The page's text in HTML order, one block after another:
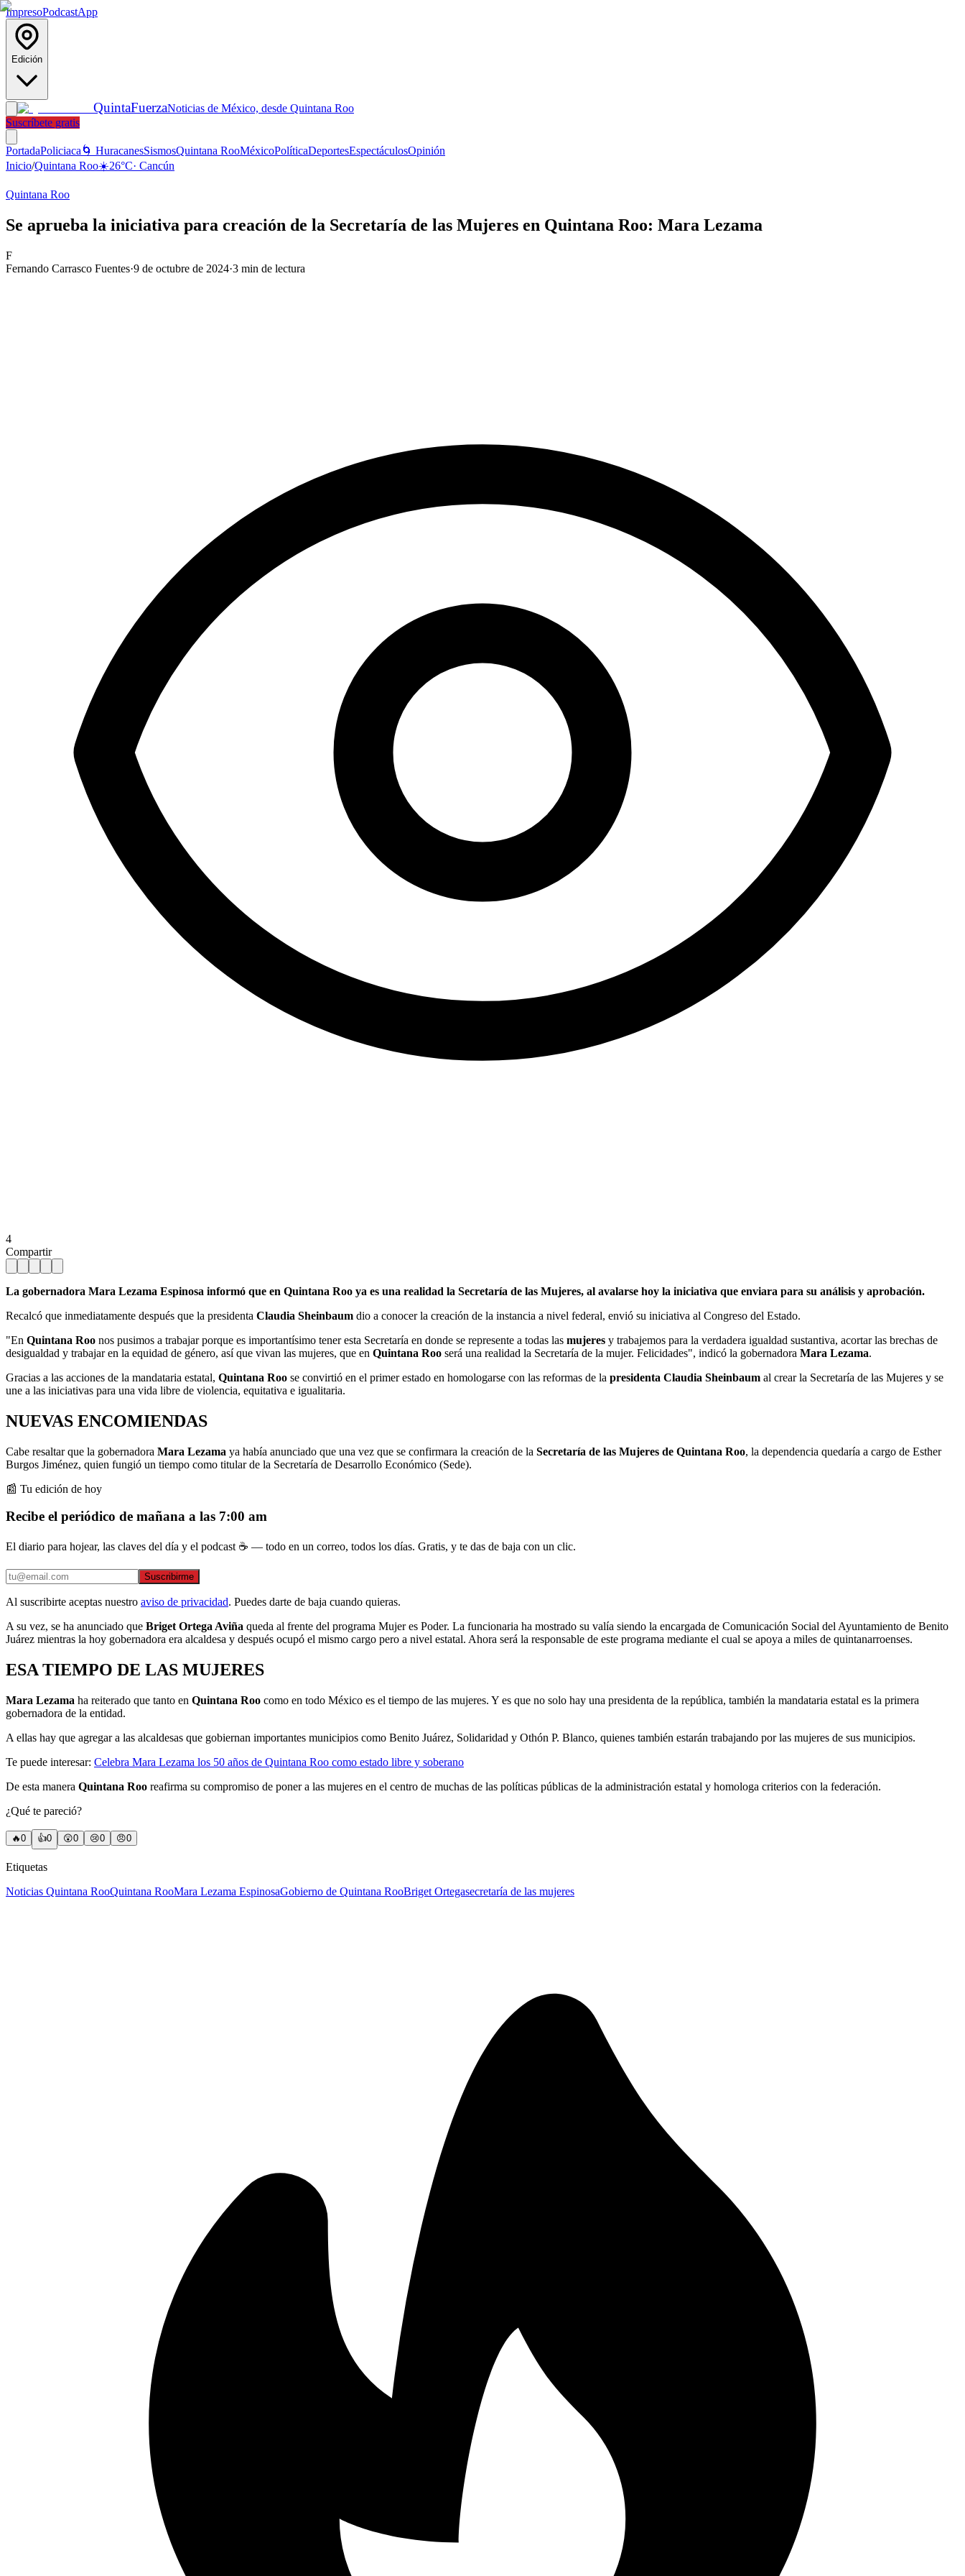
ImpresoPodcastApp
Edición
QuintaFuerzaNoticias de México, desde Quintana Roo
Suscríbete gratis
PortadaPoliciaca 🌀 HuracanesSismosQuintana RooMéxicoPolíticaDeportesEspectáculosOpinión
Inicio/Quintana Roo☀️26°C· Cancún
Quintana Roo
Se aprueba la iniciativa para creación de la Secretaría de las Mujeres en Quintana Roo: Mara Lezama
F
Fernando Carrasco Fuentes·9 de octubre de 2024·3 min de lectura
4
Compartir
La gobernadora Mara Lezama Espinosa informó que en Quintana Roo ya es una realidad la Secretaría de las Mujeres, al avalarse hoy la iniciativa que enviara para su análisis y aprobación.
Recalcó que inmediatamente después que la presidenta Claudia Sheinbaum dio a conocer la creación de la instancia a nivel federal, envió su iniciativa al Congreso del Estado.
"En Quintana Roo nos pusimos a trabajar porque es importantísimo tener esta Secretaría en donde se represente a todas las mujeres y trabajemos para la verdadera igualdad sustantiva, acortar las brechas de
desigualdad y trabajar en la equidad de género, así que vivan las mujeres, que en Quintana Roo será una realidad la Secretaría de la mujer. Felicidades", indicó la gobernadora Mara Lezama.
Gracias a las acciones de la mandataria estatal, Quintana Roo se convirtió en el primer estado en homologarse con las reformas de la presidenta Claudia Sheinbaum al crear la Secretaría de las Mujeres y se
une a las iniciativas para una vida libre de violencia, equitativa e igualitaria.
NUEVAS ENCOMIENDAS
Cabe resaltar que la gobernadora Mara Lezama ya había anunciado que una vez que se confirmara la creación de la Secretaría de las Mujeres de Quintana Roo, la dependencia quedaría a cargo de Esther
Burgos Jiménez, quien fungió un tiempo como titular de la Secretaría de Desarrollo Económico (Sede).
📰 Tu edición de hoy
Recibe el periódico de mañana a las 7:00 am
El diario para hojear, las claves del día y el podcast ☕ — todo en un correo, todos los días. Gratis, y te das de baja con un clic.
Suscribirme
Al suscribirte aceptas nuestro aviso de privacidad. Puedes darte de baja cuando quieras.
A su vez, se ha anunciado que Briget Ortega Aviña queda al frente del programa Mujer es Poder. La funcionaria ha mostrado su valía siendo la encargada de Comunicación Social del Ayuntamiento de Benito
Juárez mientras la hoy gobernadora era alcaldesa y después ocupó el mismo cargo pero a nivel estatal. Ahora será la responsable de este programa mediante el cual se apoya a miles de quintanarroenses.
ESA TIEMPO DE LAS MUJERES
Mara Lezama ha reiterado que tanto en Quintana Roo como en todo México es el tiempo de las mujeres. Y es que no solo hay una presidenta de la república, también la mandataria estatal es la primera
gobernadora de la entidad.
A ellas hay que agregar a las alcaldesas que gobiernan importantes municipios como Benito Juárez, Solidaridad y Othón P. Blanco, quienes también estarán trabajando por las mujeres de sus municipios.
Te puede interesar: Celebra Mara Lezama los 50 años de Quintana Roo como estado libre y soberano
De esta manera Quintana Roo reafirma su compromiso de poner a las mujeres en el centro de muchas de las políticas públicas de la administración estatal y homologa criterios con la federación.
¿Qué te pareció?
🔥0 👍0 😲0 😢0 😠0
Etiquetas
Noticias Quintana RooQuintana RooMara Lezama EspinosaGobierno de Quintana RooBriget Ortegasecretaría de las mujeres